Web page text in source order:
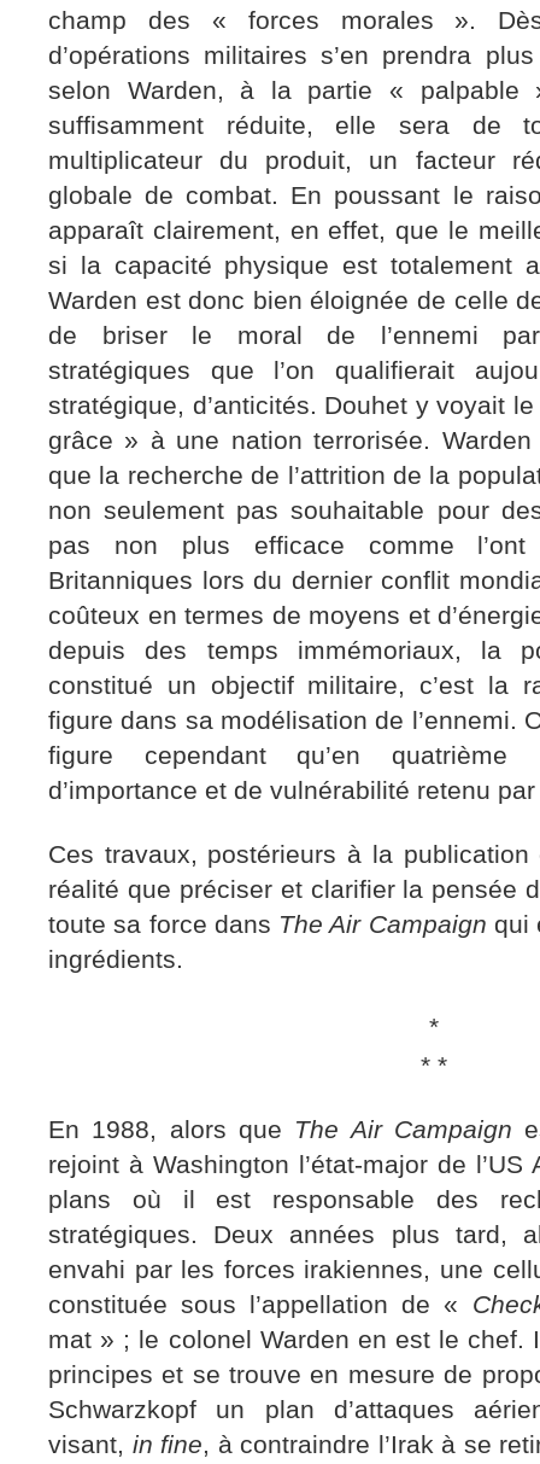
champ des « forces morales ».
d’opérations militaires s’en prendra
selon Warden, à la partie « palpable
suffisamment réduite, elle sera de
multiplicateur du produit, un facteur
globale de combat. En poussant le
apparaît clairement, en effet, que le
si la capacité physique est totalement
Warden est donc bien éloignée de celle
de briser le moral de l’ennemi par
stratégiques que l’on qualifierait
stratégique, d’anticités. Douhet y voyait
grâce » à une nation terrorisée.
que la recherche de l’attrition de la
non seulement pas souhaitable pour
pas non plus efficace comme l’ont
Britanniques lors du dernier conflit
coûteux en termes de moyens et
depuis des temps immémoriaux, la
constitué un objectif militaire, c’est la
figure dans sa modélisation de l’ennemi.
figure cependant qu’en quatrième
d’importance et de vulnérabilité retenu
Ces travaux, postérieurs à la
réalité que préciser et clarifier la pensée
toute sa force dans The Air Campaign qui
ingrédients.
*
* *
En 1988, alors que The Air Campaign
rejoint à Washington l’état-major de
plans où il est responsable des
stratégiques. Deux années plus tard,
envahi par les forces irakiennes, une
constituée sous l’appellation de «
mat » ; le colonel Warden en est le chef.
principes et se trouve en mesure de
Schwarzkopf un plan d’attaques
visant, in fine, à contraindre l’Irak à se